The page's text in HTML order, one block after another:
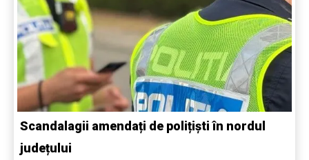
Scandalagii amendați de polițiști în nordul
județului